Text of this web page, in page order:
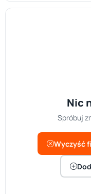
Nic
Spróbuj
Wyczyść